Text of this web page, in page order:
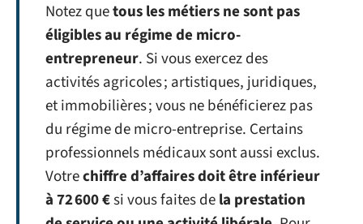
Notez quetous les métiers ne sont pas
éligibles au régime de micro-
entrepreneur. Si vous exercez des
activités agricoles ; artistiques, juridiques,
et immobilières ; vous ne bénéficierez pas
du régime de micro-entreprise. Certains
professionnels médicaux sont aussi exclus.
Votrechiffre d’affaires doit être inférieur
à 72 600 €si vous faites dela prestation